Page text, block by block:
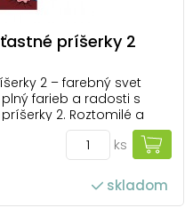
príšerky 2
2 – farebný svet
farieb a radosti s
2. Roztomilé a
malého umelca a
aj jemnú
originálne o...
ks
skladom